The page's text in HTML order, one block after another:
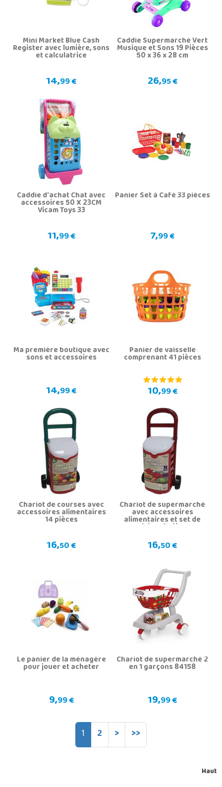
Mini Market Blue Cash
Register avec lumière, sons
et calculatrice
14,99 €
Caddie Supermarché Vert
Musique et Sons 19 Pièces
50 x 36 x 28 cm
26,95 €
Caddie d'achat Chat avec
accessoires 50 X 23CM
Vicam Toys 33
11,99 €
Panier Set à Café 33 pièces
7,99 €
Ma première boutique avec
sons et accessoires
14,99 €
Panier de vaisselle
comprenant 41 pièces
10,99 €
Chariot de courses avec
accessoires alimentaires
14 pièces
16,50 €
Chariot de supermarché
avec accessoires
alimentaires et set de
cuisine 13 pièces
16,50 €
Le panier de la ménagère
pour jouer et acheter
9,99 €
Chariot de supermarché 2
en 1 garçons 84158
19,99 €
1 2 > >>
Haut